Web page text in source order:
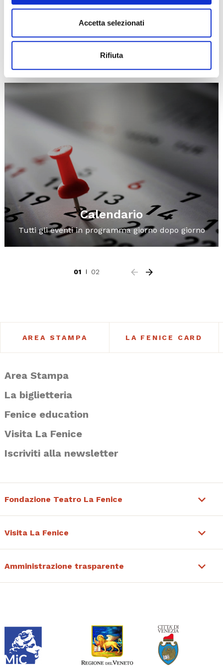
Accetta selezionati
Rifiuta
Esplora
Ti potrebbero interessare..
Calendario
Tutti gli eventi in programma giorno dopo giorno
01 02
AREA STAMPA LA FENICE CARD
Area Stampa
La biglietteria
Fenice education
Visita La Fenice
Iscriviti alla newsletter
Fondazione Teatro La Fenice
Visita La Fenice
Amministrazione trasparente